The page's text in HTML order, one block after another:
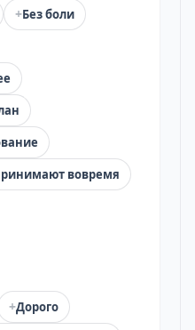
+Без боли
вовремя
+Дорого